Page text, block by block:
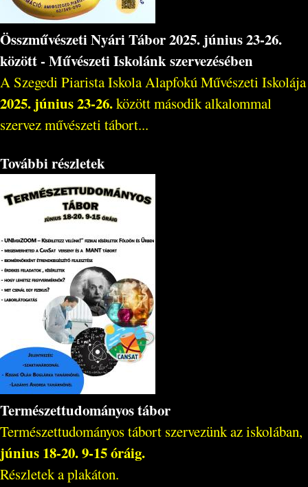
Összművészeti Nyári Tábor 2025. június 23-26.
között - Művészeti Iskolánk szervezésében
A Szegedi Piarista Iskola Alapfokú Művészeti Iskolája
2025. június 23-26.között második alkalommal
szervez művészeti tábort...
További részletek
Természettudományos tábor
Természettudományos tábort szervezünk az iskolában,
június 18-20. 9-15 óráig.
Részletek a plakáton.